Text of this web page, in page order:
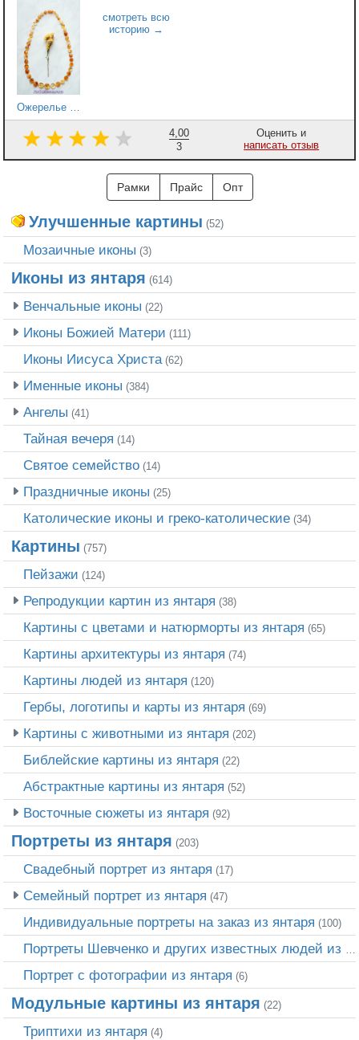
4,00
3
Оценить и
написать отзыв
Рамки Прайс Опт
Улучшенные картины (52)
Мозаичные иконы (3)
Иконы из янтаря (614)
Венчальные иконы (22)
Иконы Божией Матери (111)
Иконы Иисуса Христа (62)
Именные иконы (384)
Ангелы (41)
Тайная вечеря (14)
Святое семейство (14)
Праздничные иконы (25)
Католические иконы и греко-католические (34)
Картины (757)
Пейзажи (124)
Репродукции картин из янтаря (38)
Картины с цветами и натюрморты из янтаря (65)
Картины архитектуры из янтаря (74)
Картины людей из янтаря (120)
Гербы, логотипы и карты из янтаря (69)
Картины с животными из янтаря (202)
Библейские картины из янтаря (22)
Абстрактные картины из янтаря (52)
Восточные сюжеты из янтаря (92)
Портреты из янтаря (203)
Свадебный портрет из янтаря (17)
Семейный портрет из янтаря (47)
Индивидуальные портреты на заказ из янтаря (100)
Портрет c фотографии из янтаря (6)
Модульные картины из янтаря (22)
Триптихи из янтаря (4)